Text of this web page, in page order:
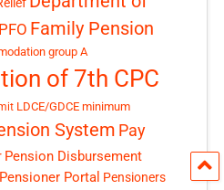
Family Pension
group A
of 7th CPC
LDCE/GDCE minimum
System Pay
Pension Disbursement
Pensioner Portal Pensioners